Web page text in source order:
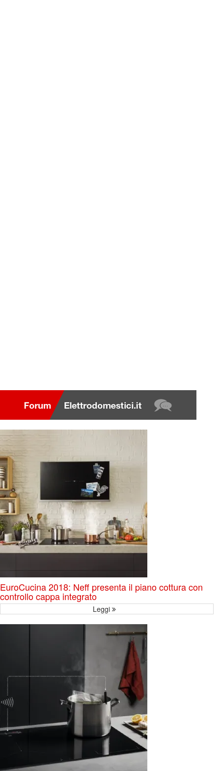
EuroCucina 2018: Neff presenta il piano cottura con
controllo cappa integrato
Leggi